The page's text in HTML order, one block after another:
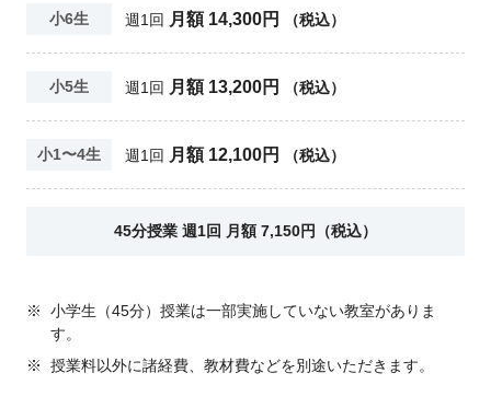
小6生 週1回 月額 14,300円 （税込）
小5生 週1回 月額 13,200円 （税込）
小1〜4生 週1回 月額 12,100円 （税込）
45分授業 週1回 月額 7,150円（税込）
※
小学生（45分）授業は一部実施していない教室がありま
す。
※
授業料以外に諸経費、教材費などを別途いただきます。